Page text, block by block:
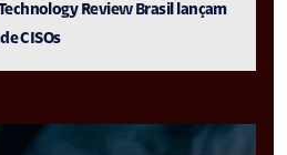
Review Brasil lançam
CISOs